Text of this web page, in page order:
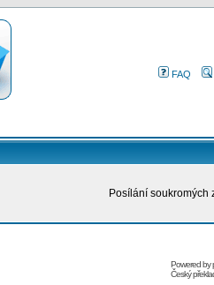
FAQ
Posílání soukromých
Powered by
Český